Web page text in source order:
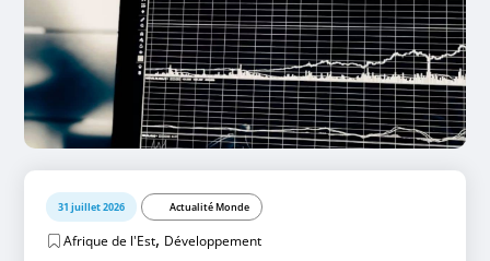
31 juillet 2026 Actualité Monde
Afrique de l'Est, Développement